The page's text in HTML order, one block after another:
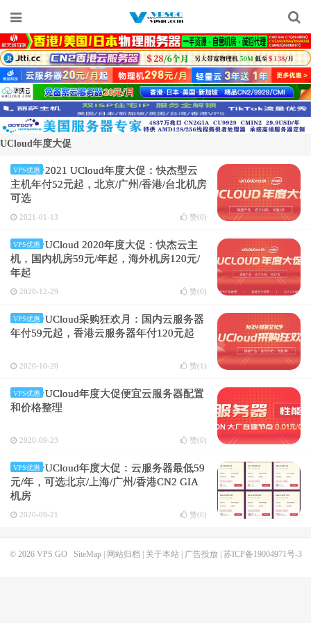
UCloud年度大促
VPS优惠
2021 UCloud年度大促：快杰型云
主机年付52元起，北京/广州/香港/台北机房
可选
2021-01-13 赞(0)
VPS优惠
UCloud 2020年度大促：快杰云主
机，国内机房59元/年起，海外机房120元/
年起
2020-12-29 赞(0)
VPS优惠
UCloud采购狂欢月：国内云服务器
年付59元起，香港云服务器年付120元起
2020-10-20 赞(1 )
VPS优惠
UCloud年度大促便宜云服务器配置
和价格整理
2020-09-23 赞(0)
VPS优惠
UCloud年度大促：云服务器最低59
元/年，可选北京/上海/广州/香港CN2 GIA
机房
2020-09-21 赞(0)
© 2026 VPS GO SiteMap| 网站归档 关于本站| 广告投放| 苏ICP备19004971号-3